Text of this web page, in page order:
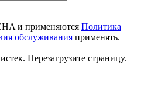
и применяются Политика
обслуживания применять.
Перезагрузите страницу.